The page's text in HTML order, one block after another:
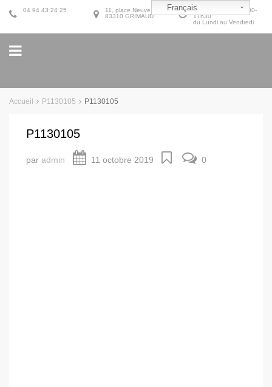
9h30-12h30 et 14h30-
17h30
du Lundi au Vendredi
11, place Neuve
83310 GRIMAUD
04 94 43 24 25
Accueil P1130105 P1130105
P1130105
par admin 11 octobre 2019 0
Français